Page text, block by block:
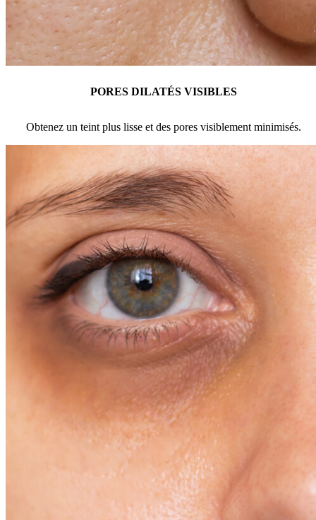
PORES DILATÉS VISIBLES
Obtenez un teint plus lisse et des pores visiblement minimisés.